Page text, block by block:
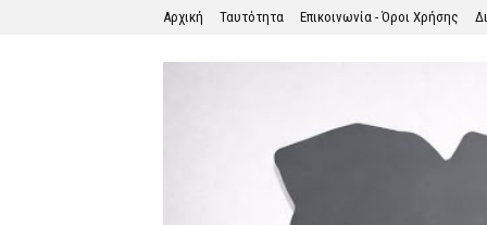
Αρχική Ταυτότητα Επικοινωνία - Όροι Χρήσης